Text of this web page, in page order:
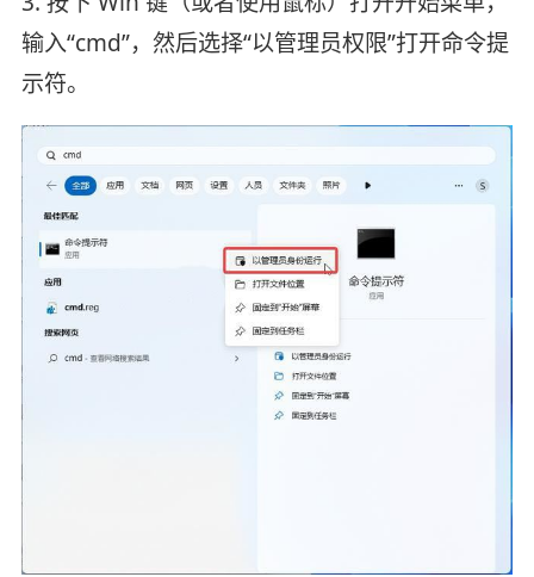
输入“cmd”，然后选择“以管理员权限”打开命令提
示符。